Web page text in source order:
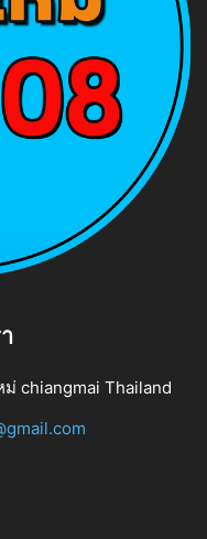
ม่ chiangmai Thailand